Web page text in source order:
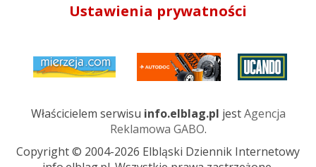
Ustawienia prywatności
Właścicielem serwisu info.elblag.pl jestAgencja
Reklamowa GABO.
Copyright © 2004-2026 Elbląski Dziennik Internetowy